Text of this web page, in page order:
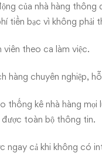
của nhà hàng
tiền bạc vì không phải
viên theo ca làm việc.
hàng chuyên nghiệp,
thống kê nhà hàng
được toàn bộ thông tin.
ngay cả khi không có